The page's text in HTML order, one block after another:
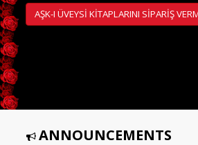
AŞK-I ÜVEYSİ KİTAPLARINI SİPARİŞ
ANNOUNCEMENTS